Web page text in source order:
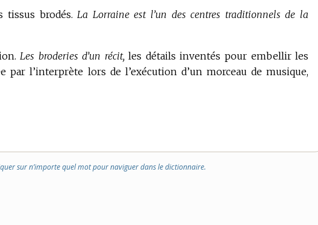
tissus brodés. La Lorraine est l’un des centres traditionnels de la
Les broderies d’un récit, les détails inventés pour embellir les
par l’interprète lors de l’exécution d’un morceau de musique,
sur n’importe quel mot pour naviguer dans le dictionnaire.